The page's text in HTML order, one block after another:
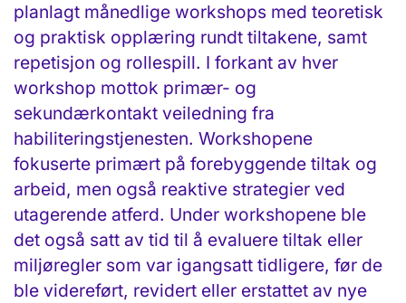
planlagt månedlige workshops med teoretisk
og praktisk opplæring rundt tiltakene, samt
repetisjon og rollespill. I forkant av hver
workshop mottok primær- og
sekundærkontakt veiledning fra
habiliteringstjenesten. Workshopene
fokuserte primært på forebyggende tiltak og
arbeid, men også reaktive strategier ved
utagerende atferd. Under workshopene ble
det også satt av tid til å evaluere tiltak eller
miljøregler som var igangsatt tidligere, før de
ble videreført, revidert eller erstattet av nye